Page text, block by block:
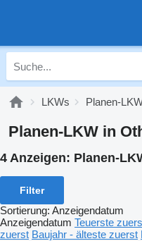
LKWs Planen-
Planen-LKW in
4 Anzeigen: Planen-
Filter
Sortierung: Anzeigendatum
Anzeigendatum Teuerste
zuerst Baujahr - älteste zuerst